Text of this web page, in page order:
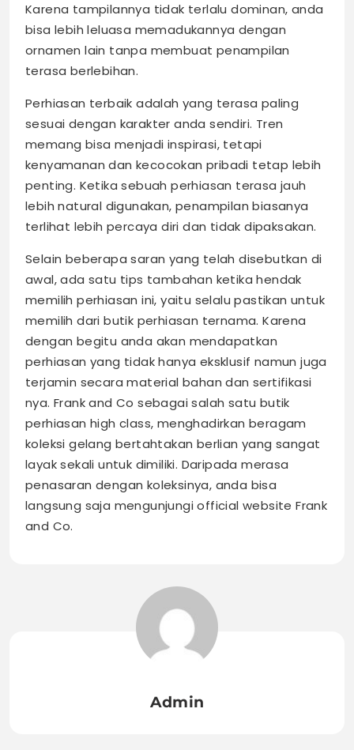
Karena tampilannya tidak terlalu dominan, anda
bisa lebih leluasa memadukannya dengan
ornamen lain tanpa membuat penampilan
terasa berlebihan.
Perhiasan terbaik adalah yang terasa paling
sesuai dengan karakter anda sendiri. Tren
memang bisa menjadi inspirasi, tetapi
kenyamanan dan kecocokan pribadi tetap lebih
penting. Ketika sebuah perhiasan terasa jauh
lebih natural digunakan, penampilan biasanya
terlihat lebih percaya diri dan tidak dipaksakan.
Selain beberapa saran yang telah disebutkan di
awal, ada satu tips tambahan ketika hendak
memilih perhiasan ini, yaitu selalu pastikan untuk
memilih dari butik perhiasan ternama. Karena
dengan begitu anda akan mendapatkan
perhiasan yang tidak hanya eksklusif namun juga
terjamin secara material bahan dan sertifikasi
nya. Frank and Co sebagai salah satu butik
perhiasan high class, menghadirkan beragam
koleksi gelang bertahtakan berlian yang sangat
layak sekali untuk dimiliki. Daripada merasa
penasaran dengan koleksinya, anda bisa
langsung saja mengunjungi official website Frank
and Co.
Admin